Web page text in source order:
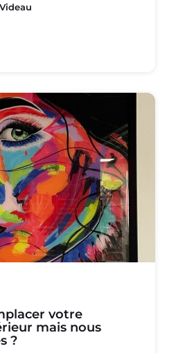
votre
mais nous
?